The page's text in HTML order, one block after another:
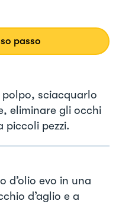
passo
polpo, sciacquarlo
eliminare gli occhi
piccoli pezzi.
d’olio evo in una
d’aglio e a